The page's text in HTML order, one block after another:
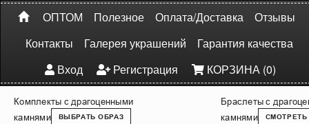
ОПТОМ Полезное Оплата/Доставка
Отзывы
Контакты
Галерея украшений
Гарантия качества
Вход
Регистрация КОРЗИНА (0)
Комплекты с драгоценными
камнями
ВЫБРАТЬ ОБРАЗ
Браслеты с
камнями
СМОТРЕТЬ